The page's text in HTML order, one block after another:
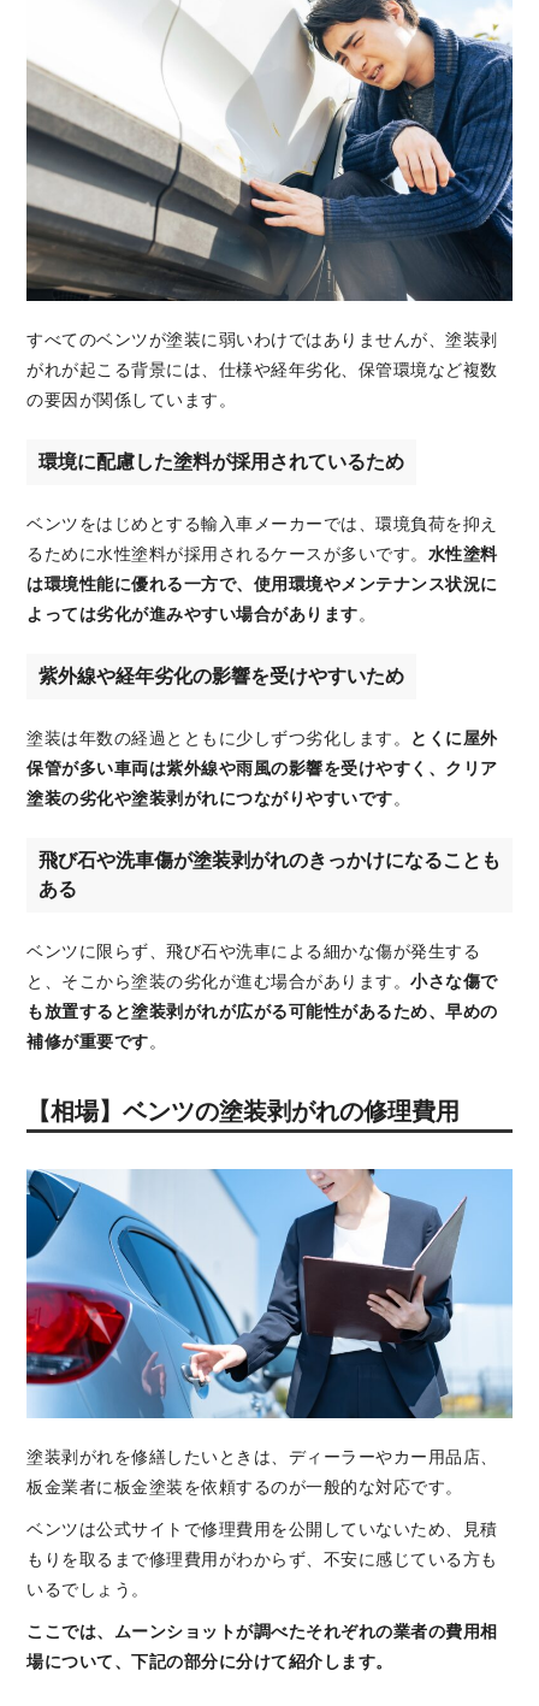
すべてのベンツが塗装に弱いわけではありませんが、塗装剥
がれが起こる背景には、仕様や経年劣化、保管環境など複数
の要因が関係しています。
環境に配慮した塗料が採用されているため
ベンツをはじめとする輸入車メーカーでは、環境負荷を抑え
るために水性塗料が採用されるケースが多いです。 水性塗料
は環境性能に優れる一方で、使用環境やメンテナンス状況に
よっては劣化が進みやすい場合があります。
紫外線や経年劣化の影響を受けやすいため
塗装は年数の経過とともに少しずつ劣化します。
とくに屋外
保管が多い車両は紫外線や雨風の影響を受けやすく、クリア
塗装の劣化や塗装剥がれにつながりやすいです。
飛び石や洗車傷が塗装剥がれのきっかけになることも
ある
ベンツに限らず、飛び石や洗車による細かな傷が発生する
と、そこから塗装の劣化が進む場合があります。 小さな傷で
も放置すると塗装剥がれが広がる可能性があるため、早めの
補修が重要です。
【相場】ベンツの塗装剥がれの修理費用
塗装剥がれを修繕したいときは、ディーラーやカー用品店、
板金業者に板金塗装を依頼するのが一般的な対応です。
ベンツは公式サイトで修理費用を公開していないため、見積
もりを取るまで修理費用がわからず、不安に感じている方も
いるでしょう。
ここでは、ムーンショットが調べたそれぞれの業者の費用相
場について、下記の部分に分けて紹介します。